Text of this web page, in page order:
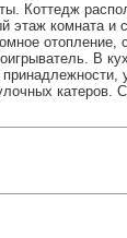
Коттедж
этаж комната и
отопление,
В
катеров.